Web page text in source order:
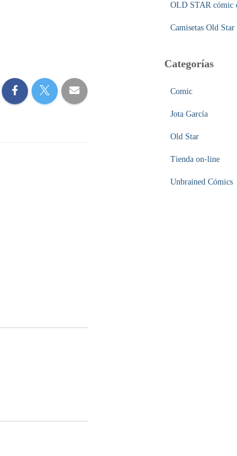
OLD STAR cómic
Camisetas Old Star
Categorías
Comic
Jota García
Old Star
Tienda on-line
Unbrained Cómics